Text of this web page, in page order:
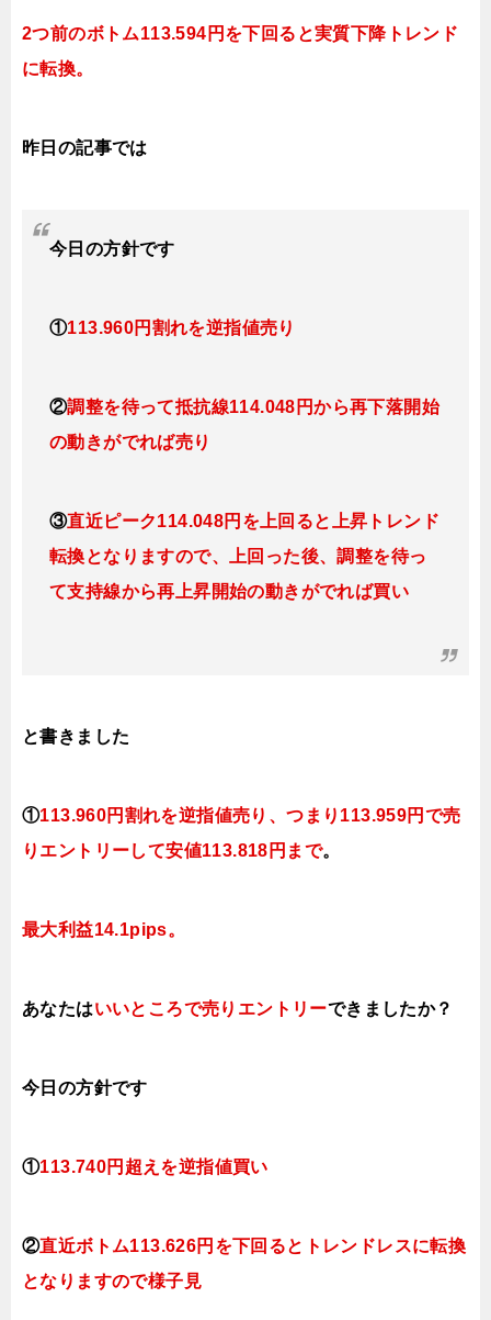
2つ前のボトム113.594円を下回ると実質下降トレンド
に転換。
昨日の記事では
今日 の方針です
①113.960円割れを逆指値売り
②調整を待って抵抗線114.048円から再下落開始
の動きがでれば売り
③直近ピーク114.048円を上回ると上昇 トレンド
転換となりますので、上回った後、調整を待っ
て支持線から再上昇開始の動きがでれば買い
と書きました
①113.960円割れを逆指値売り、つまり113.959円で売
りエントリーして安値113.818円まで。
最大利益14.1pips。
あなたはいいところで売りエントリーできましたか？
今日 の方針です
①113.740円超えを逆指値買い
②直近ボトム113.626円を下回ると トレンドレスに転換
となりますので様子見